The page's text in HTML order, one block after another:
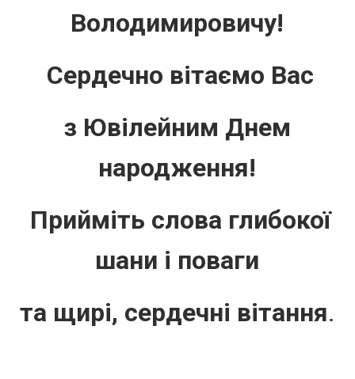
Володимировичу!
Сердечно вітаємо Вас
з Ювілейним Днем
народження!
Прийміть слова глибокої
шани і поваги
та щирі, сердечні вітання.